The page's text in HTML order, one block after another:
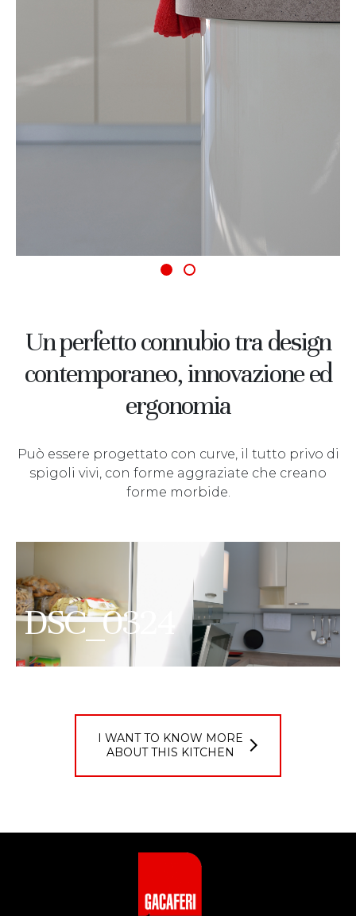
Un perfetto connubio tra design
contemporaneo, innovazione ed
ergonomia
Può essere progettato con curve, il tutto privo di
spigoli vivi, con forme aggraziate che creano
forme morbide.
DSC_0324
I WANT TO KNOW MORE
ABOUT THIS KITCHEN